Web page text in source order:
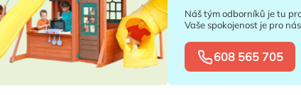
Náš tým odborníků je tu
Vaše spokojenost je pro
608 565 705